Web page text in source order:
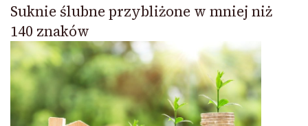
Suknie ślubne przybliżone w mniej niż
140 znaków